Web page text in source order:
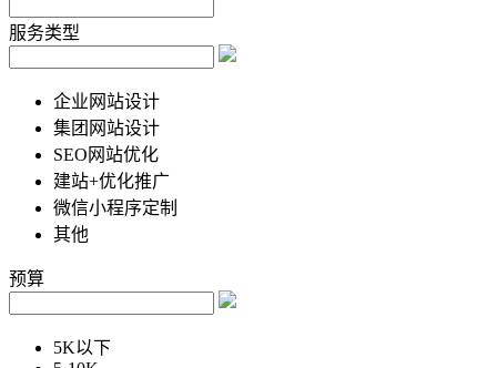
服务类型
企业网站设计
集团网站设计
SEO网站优化
建站+优化推广
微信小程序定制
其他
预算
5K以下